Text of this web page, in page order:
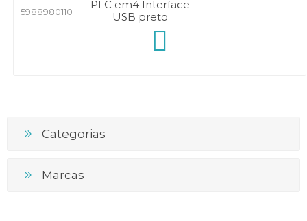
5988980110
PLC em4 Interface
USB preto
Categorias
Marcas